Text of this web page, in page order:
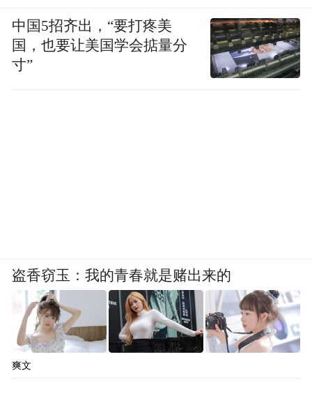
中国5招齐出，“要打疼美
国，也要让美国学会掂量分
寸”
盗香窃玉：我的青春就是赌出来的
爽文